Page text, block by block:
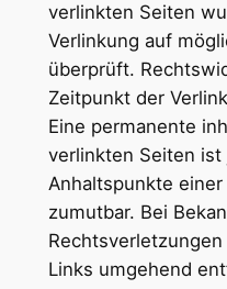
verlinkten Seiten
Verlinkung auf
überprüft.
Zeitpunkt der
Eine permanente
verlinkten Seiten
Anhaltspunkte
zumutbar. Bei
Links umgehend